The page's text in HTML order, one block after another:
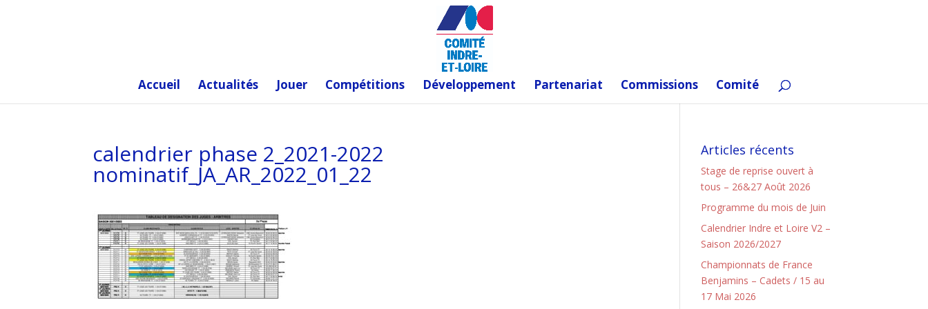
Accueil Actualités Jouer Compétitions Développement Partenariat Commissions Comité
calendrier phase 2_2021-2022
nominatif_JA_AR_2022_01_22
Articles récents
Stage de reprise ouvert à
tous – 26&27 Août 2026
Programme du mois de Juin
Calendrier Indre et Loire V2 –
Saison 2026/2027
Championnats de France
Benjamins – Cadets / 15 au
17 Mai 2026